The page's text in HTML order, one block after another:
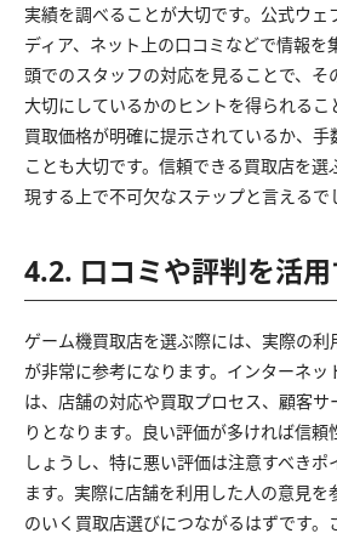
実績を調べることが大切です。公式ウェ
ディア、ネット上の口コミなどで情報を
頭でのスタッフの対応を見ることで、そ
大切にしているかのヒントを得られるこ
買取価格が明確に提示されているか、手
ことも大切です。信頼できる買取店を
現する上で不可欠なステップと言えるで
4.2. 口コミや評判を活用
ゲーム機買取店を選ぶ際には、実際の
が非常に参考になります。インターネ
は、店舗の対応や買取プロセス、顧客
りとなります。良い評価が多ければ信
しょうし、特に悪い評価は注意すべき
ます。実際に店舗を利用した人の意見を
のいく買取店選びにつながるはずです。